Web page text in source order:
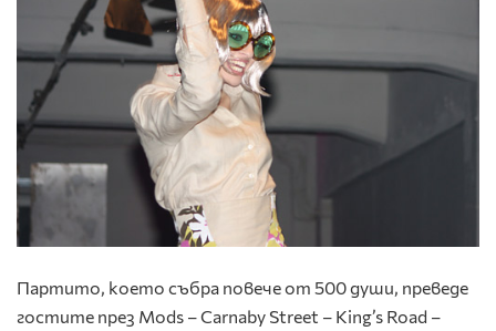
Партито, което събра повече от 500 души, преведе
гостите през Mods – Carnaby Street – King’s Road –